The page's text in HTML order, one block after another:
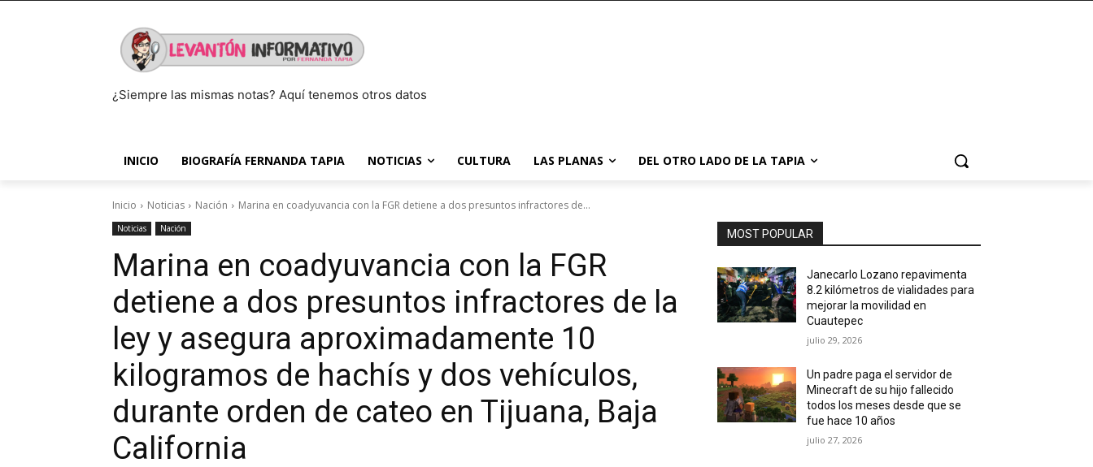
¿Siempre las mismas notas? Aquí tenemos otros datos
INICIO BIOGRAFÍA FERNANDA TAPIA NOTICIAS CULTURA LAS PLANAS DEL OTRO LADO DE LA TAPIA
Inicio Noticias Nación Marina en coadyuvancia con la FGR detiene a dos presuntos infractores de...
Noticias Nación
Marina en coadyuvancia con la FGR
detiene a dos presuntos infractores de la
ley y asegura aproximadamente 10
kilogramos de hachís y dos vehículos,
durante orden de cateo en Tijuana, Baja
California
MOST POPULAR
Janecarlo Lozano repavimenta
8.2 kilómetros de vialidades para
mejorar la movilidad en
Cuautepec
julio 29, 2026
Un padre paga el servidor de
Minecraft de su hijo fallecido
todos los meses desde que se
fue hace 10 años
julio 27, 2026